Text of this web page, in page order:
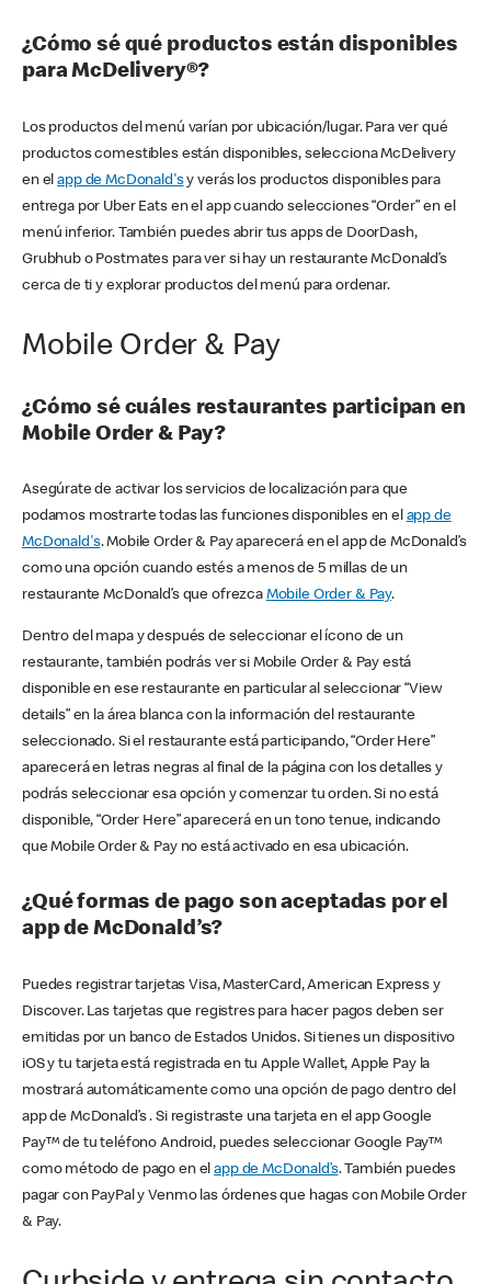
¿Cómo sé qué productos están disponibles
para McDelivery®?
Los productos del menú varían por ubicación/lugar. Para ver qué
productos comestibles están disponibles, selecciona McDelivery
en elapp de McDonald'sy verás los productos disponibles para
entrega por Uber Eats en el app cuando selecciones “Order” en el
menú inferior. También puedes abrir tus apps de DoorDash,
Grubhub o Postmates para ver si hay un restaurante McDonald’s
cerca de ti y explorar productos del menú para ordenar.
Mobile Order & Pay
¿Cómo sé cuáles restaurantes participan en
Mobile Order & Pay?
Asegúrate de activar los servicios de localización para que
podamos mostrarte todas las funciones disponibles en el app de
McDonald's. Mobile Order & Pay aparecerá en el app de McDonald’s
como una opción cuando estés a menos de 5 millas de un
restaurante McDonald’s que ofrezca Mobile Order & Pay.
Dentro del mapa y después de seleccionar el ícono de un
restaurante, también podrás ver si Mobile Order & Pay está
disponible en ese restaurante en particular al seleccionar “View
details” en la área blanca con la información del restaurante
seleccionado. Si el restaurante está participando, “Order Here”
aparecerá en letras negras al final de la página con los detalles y
podrás seleccionar esa opción y comenzar tu orden. Si no está
disponible, “Order Here” aparecerá en un tono tenue, indicando
que Mobile Order & Pay no está activado en esa ubicación.
¿Qué formas de pago son aceptadas por el
app de McDonald’s?
Puedes registrar tarjetas Visa, MasterCard, American Express y
Discover. Las tarjetas que registres para hacer pagos deben ser
emitidas por un banco de Estados Unidos. Si tienes un dispositivo
iOS y tu tarjeta está registrada en tu Apple Wallet, Apple Pay la
mostrará automáticamente como una opción de pago dentro del
app de McDonald’s . Si registraste una tarjeta en el app Google
Pay™ de tu teléfono Android, puedes seleccionar Google Pay™
como método de pago en elapp de McDonald’s. También puedes
pagar con PayPal y Venmo las órdenes que hagas con Mobile Order
& Pay.